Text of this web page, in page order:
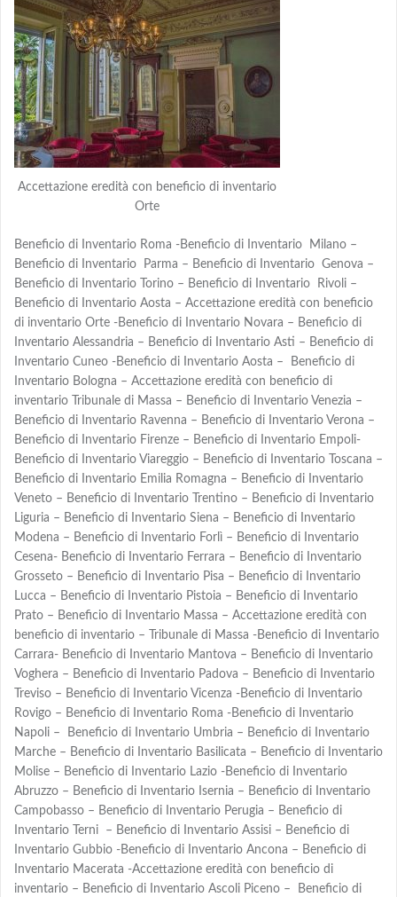
Accettazione eredità con beneficio di inventario
Orte
Beneficio di Inventario Roma -Beneficio di Inventario Milano –
Beneficio di Inventario Parma – Beneficio di Inventario Genova –
Beneficio di Inventario Torino – Beneficio di Inventario Rivoli –
Beneficio di Inventario Aosta – Accettazione eredità con beneficio
di inventario Orte -Beneficio di Inventario Novara – Beneficio di
Inventario Alessandria – Beneficio di Inventario Asti – Beneficio di
Inventario Cuneo -Beneficio di Inventario Aosta – Beneficio di
Inventario Bologna – Accettazione eredità con beneficio di
inventario Tribunale di Massa – Beneficio di Inventario Venezia –
Beneficio di Inventario Ravenna – Beneficio di Inventario Verona –
Beneficio di Inventario Firenze – Beneficio di Inventario Empoli-
Beneficio di Inventario Viareggio – Beneficio di Inventario Toscana –
Beneficio di Inventario Emilia Romagna – Beneficio di Inventario
Veneto – Beneficio di Inventario Trentino – Beneficio di Inventario
Liguria – Beneficio di Inventario Siena – Beneficio di Inventario
Modena – Beneficio di Inventario Forlì – Beneficio di Inventario
Cesena- Beneficio di Inventario Ferrara – Beneficio di Inventario
Grosseto – Beneficio di Inventario Pisa – Beneficio di Inventario
Lucca – Beneficio di Inventario Pistoia – Beneficio di Inventario
Prato – Beneficio di Inventario Massa – Accettazione eredità con
beneficio di inventario – Tribunale di Massa -Beneficio di Inventario
Carrara- Beneficio di Inventario Mantova – Beneficio di Inventario
Voghera – Beneficio di Inventario Padova – Beneficio di Inventario
Treviso – Beneficio di Inventario Vicenza -Beneficio di Inventario
Rovigo – Beneficio di Inventario Roma -Beneficio di Inventario
Napoli – Beneficio di Inventario Umbria – Beneficio di Inventario
Marche – Beneficio di Inventario Basilicata – Beneficio di Inventario
Molise – Beneficio di Inventario Lazio -Beneficio di Inventario
Abruzzo – Beneficio di Inventario Isernia – Beneficio di Inventario
Campobasso – Beneficio di Inventario Perugia – Beneficio di
Inventario Terni – Beneficio di Inventario Assisi – Beneficio di
Inventario Gubbio -Beneficio di Inventario Ancona – Beneficio di
Inventario Macerata -Accettazione eredità con beneficio di
inventario – Beneficio di Inventario Ascoli Piceno – Beneficio di